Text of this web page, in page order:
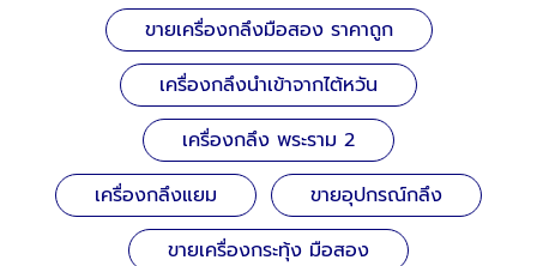
ขายเครื่องกลึงมือสอง ราคาถูก
เครื่องกลึงนำเข้าจากไต้หวัน
เครื่องกลึง พระราม 2
เครื่องกลึงแยม
ขายอุปกรณ์กลึง
ขายเครื่องกระทุ้ง มือสอง